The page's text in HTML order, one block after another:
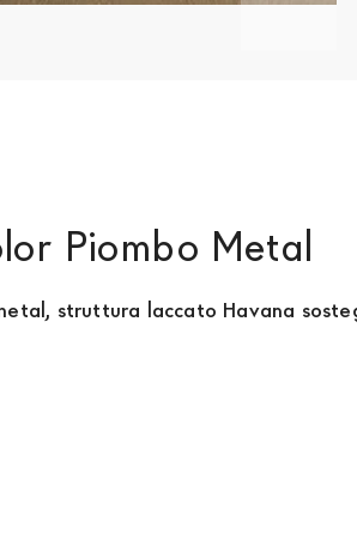
Piombo Metal
struttura laccato Havana